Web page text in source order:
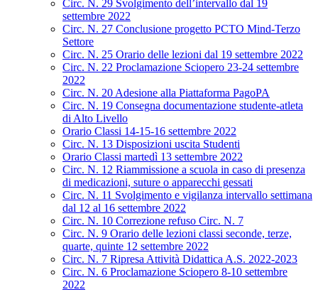
Circ. N. 29 Svolgimento dell’intervallo dal 19
settembre 2022
Circ. N. 27 Conclusione progetto PCTO Mind-Terzo
Settore
Circ. N. 25 Orario delle lezioni dal 19 settembre 2022
Circ. N. 22 Proclamazione Sciopero 23-24 settembre
2022
Circ. N. 20 Adesione alla Piattaforma PagoPA
Circ. N. 19 Consegna documentazione studente-atleta
di Alto Livello
Orario Classi 14-15-16 settembre 2022
Circ. N. 13 Disposizioni uscita Studenti
Orario Classi martedì 13 settembre 2022
Circ. N. 12 Riammissione a scuola in caso di presenza
di medicazioni, suture o apparecchi gessati
Circ. N. 11 Svolgimento e vigilanza intervallo settimana
dal 12 al 16 settembre 2022
Circ. N. 10 Correzione refuso Circ. N. 7
Circ. N. 9 Orario delle lezioni classi seconde, terze,
quarte, quinte 12 settembre 2022
Circ. N. 7 Ripresa Attività Didattica A.S. 2022-2023
Circ. N. 6 Proclamazione Sciopero 8-10 settembre
2022